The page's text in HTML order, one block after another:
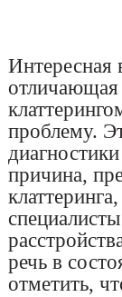
Интересная
отличающая
проблему.
причина,
речь в
отметить,